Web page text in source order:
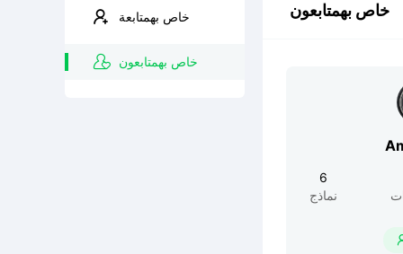
خاص بهمتابعة
خاص بهمتابعون
خاص بهمتابعون
6
نماذج